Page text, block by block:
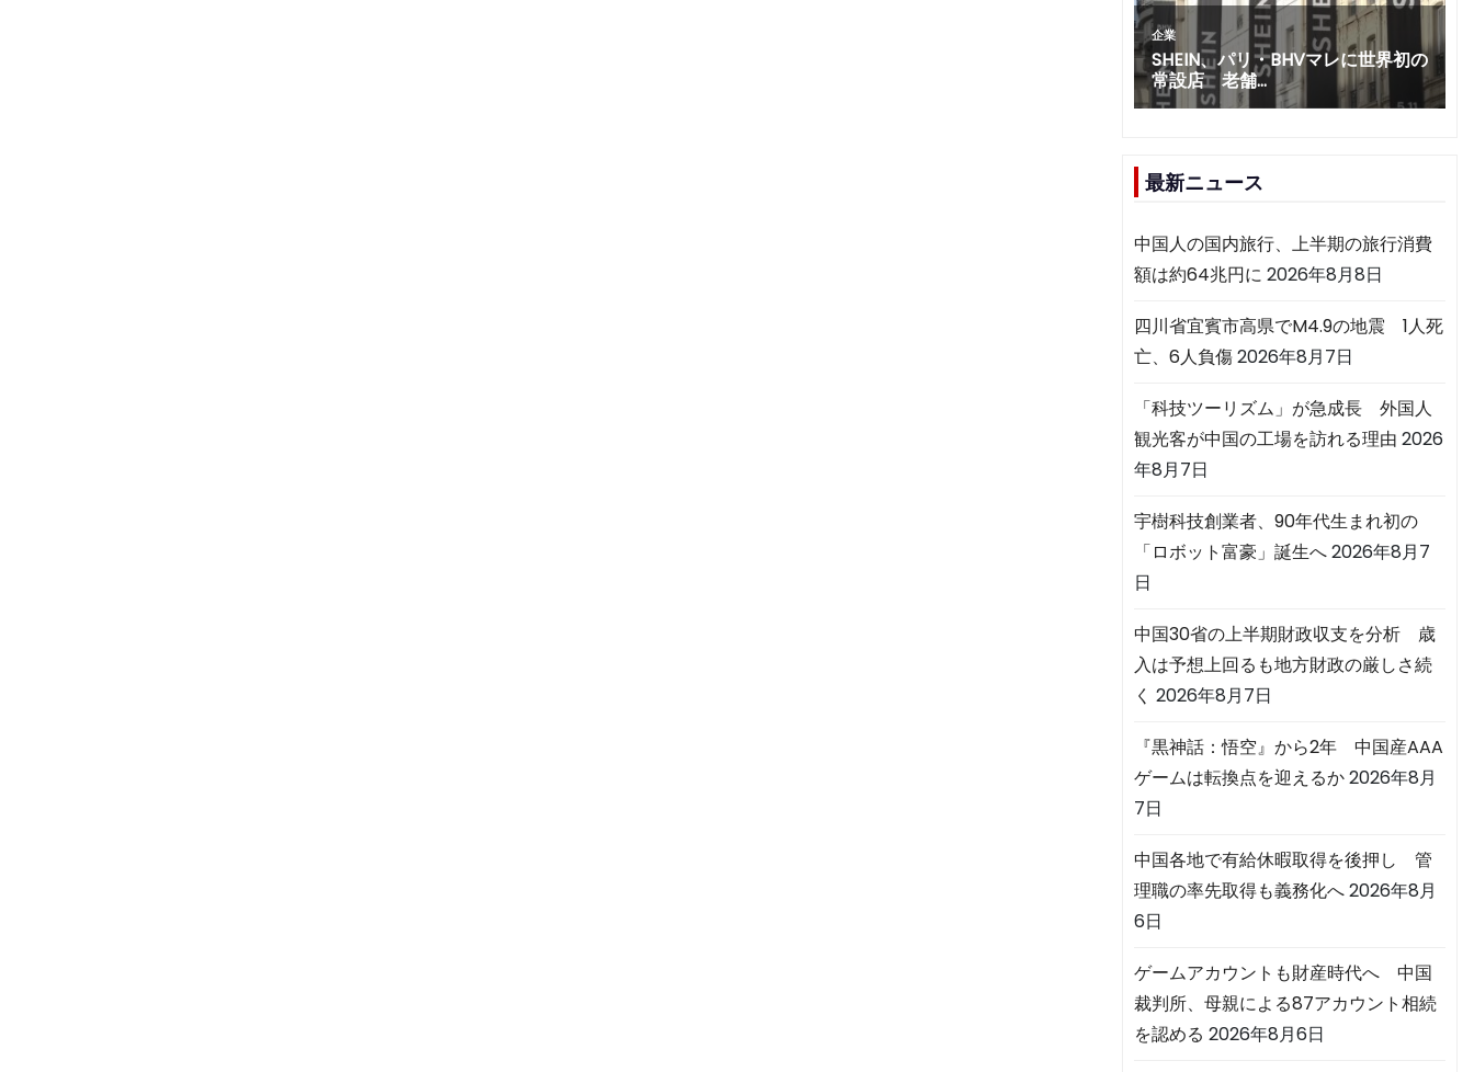
最新ニュース
中国人の国内旅行、上半期の旅行消費
額は約64兆円に 2026年8月8日
四川省宜賓市高県でM4.9の地震 1人死
亡、6人負傷2026年8月7日
「科技ツーリズム」が急成長 外国人
観光客が中国の工場を訪れる理由 2026
年8月7日
宇樹科技創業者、90年代生まれ初の
「ロボット富豪」誕生へ2026年8月7
日
中国30省の上半期財政収支を分析 歳
入は予想上回るも地方財政の厳しさ続
く 2026年8月7日
『黒神話：悟空』から2年 中国産AAA
ゲームは転換点を迎えるか2026年8月
7日
中国各地で有給休暇取得を後押し 管
理職の率先取得も義務化へ2026年8月
6日
ゲームアカウントも財産時代へ 中国
裁判所、母親による87アカウント相続
を認める 2026年8月6日